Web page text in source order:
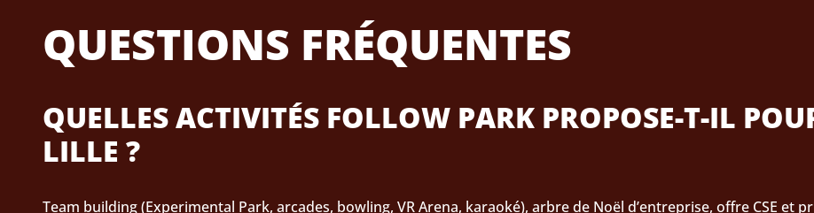
QUESTIONS FRÉQUENTES
QUELLES ACTIVITÉS FOLLOW PARK PROPOSE-T-IL
LILLE ?
Team building (Experimental Park, arcades, bowling, VR Arena, karaoké), arbre de Noël d’entreprise, offre CSE et